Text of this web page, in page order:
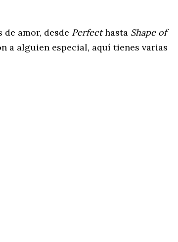
amor, desde Perfecthasta Shape of
a alguien especial, aquí tienes varias